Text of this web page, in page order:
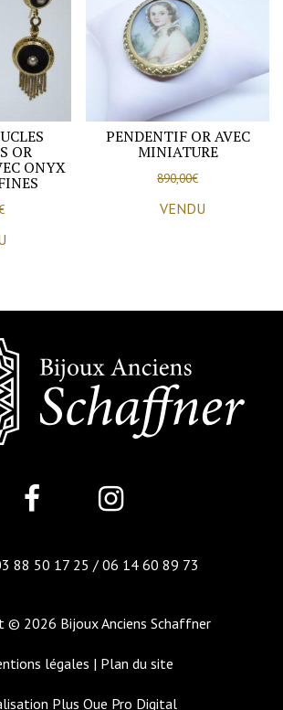
OR
ONYX
PENDENTIF OR AVEC
MINIATURE
890,00€
VENDU
88 50 17 25 / 06 14 60 89 73
© 2026 Bijoux Anciens Schaffner
légales | Plan du site
Plus Que Pro Digital